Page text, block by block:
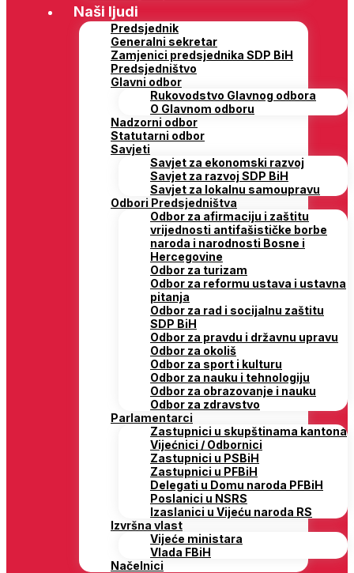
Naši ljudi
Predsjednik
Generalni sekretar
Zamjenici predsjednika SDP BiH
Predsjedništvo
Glavni odbor
Rukovodstvo Glavnog odbora
O Glavnom odboru
Nadzorni odbor
Statutarni odbor
Savjeti
Savjet za ekonomski razvoj
Savjet za razvoj SDP BiH
Savjet za lokalnu samoupravu
Odbori Predsjedništva
Odbor za afirmaciju i zaštitu
vrijednosti antifašističke borbe
naroda i narodnosti Bosne i
Hercegovine
Odbor za turizam
Odbor za reformu ustava i ustavna
pitanja
Odbor za rad i socijalnu zaštitu
SDP BiH
Odbor za pravdu i državnu upravu
Odbor za okoliš
Odbor za sport i kulturu
Odbor za nauku i tehnologiju
Odbor za obrazovanje i nauku
Odbor za zdravstvo
Parlamentarci
Zastupnici u skupštinama kantona
Vijećnici / Odbornici
Zastupnici u PSBiH
Zastupnici u PFBiH
Delegati u Domu naroda PFBiH
Poslanici u NSRS
Izaslanici u Vijeću naroda RS
Izvršna vlast
Vijeće ministara
Vlada FBiH
Načelnici